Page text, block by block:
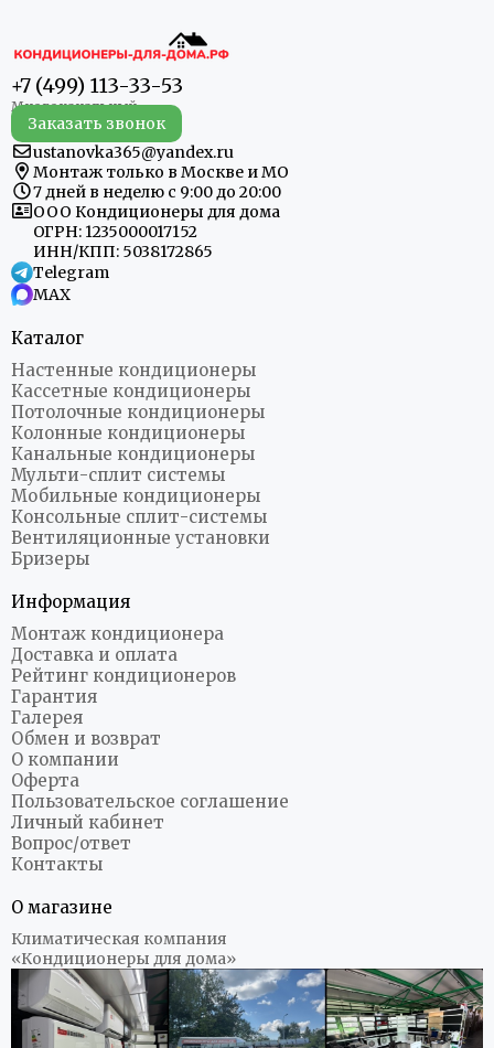
+7 (499) 113-33-53
Заказать звонок
ustanovka365@yandex.ru
Монтаж только в Москве и МО
7 дней в неделю с 9:00 до 20:00
ООО Кондиционеры для дома
ОГРН: 1235000017152
ИНН/КПП: 5038172865
Telegram
MAX
Каталог
Настенные кондиционеры
Кассетные кондиционеры
Потолочные кондиционеры
Колонные кондиционеры
Канальные кондиционеры
Мульти-сплит системы
Мобильные кондиционеры
Консольные сплит-системы
Вентиляционные установки
Бризеры
Информация
Монтаж кондиционера
Доставка и оплата
Рейтинг кондиционеров
Гарантия
Галерея
Обмен и возврат
О компании
Оферта
Пользовательское соглашение
Личный кабинет
Вопрос/ответ
Контакты
О магазине
Климатическая компания
«Кондиционеры для дома»